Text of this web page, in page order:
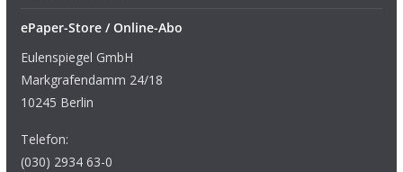
ePaper-Store / Online-Abo
Eulenspiegel GmbH
Markgrafendamm 24/18
10245 Berlin
Telefon:
(030) 2934 63-0